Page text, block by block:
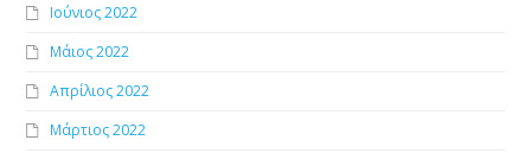
Ιούνιος 2022
Μάιος 2022
Απρίλιος 2022
Μάρτιος 2022